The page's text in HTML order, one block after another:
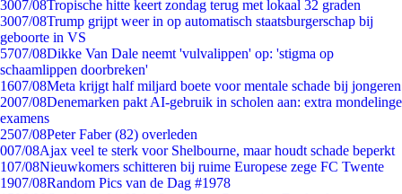
3007/08Tropische hitte keert zondag terug met lokaal 32 graden
3007/08Trump grijpt weer in op automatisch staatsburgerschap bij
geboorte in VS
5707/08Dikke Van Dale neemt 'vulvalippen' op: 'stigma op
schaamlippen doorbreken'
1607/08Meta krijgt half miljard boete voor mentale schade bij jongeren
2007/08Denemarken pakt AI-gebruik in scholen aan: extra mondelinge
examens
2507/08Peter Faber (82) overleden
007/08Ajax veel te sterk voor Shelbourne, maar houdt schade beperkt
107/08Nieuwkomers schitteren bij ruime Europese zege FC Twente
1907/08Random Pics van de Dag #1978